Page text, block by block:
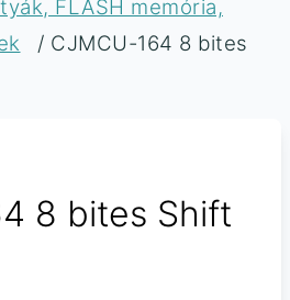
FLASH memória,
/ CJMCU-164 8 bites
8 bites Shift